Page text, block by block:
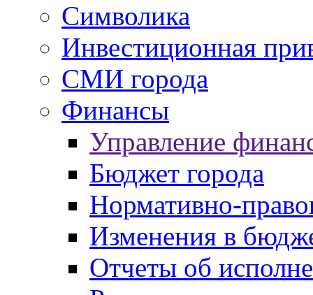
Символика
Инвестиционная
СМИ города
Финансы
Управление
Бюджет города
Нормативно-
Изменения в
Отчеты об